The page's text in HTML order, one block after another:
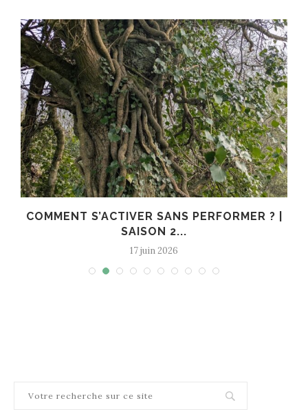
COMMENT S’ACTIVER SANS PERFORMER ? |
SAISON 2...
17 juin 2026